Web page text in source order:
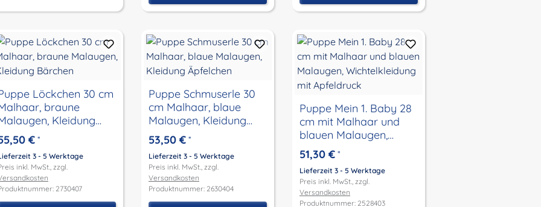
Löckchen 30 cm
braune
Kleidung
€ *
3 - 5 Werktage
inkl. MwSt., zzgl.
2730407
Puppe Schmuserle 30
cm Malhaar, blaue
Malaugen, Kleidung
Äpfelchen
53,50 € *
Lieferzeit 3 - 5 Werktage
Preis inkl. MwSt., zzgl.
Versandkosten
Produktnummer: 2630404
Puppe Mein 1. Baby 28
cm mit Malhaar und
blauen Malaugen,
Wichtelkleidung mit
Apfeldruck
51,30 € *
Lieferzeit 3 - 5 Werktage
Preis inkl. MwSt., zzgl.
Versandkosten
Produktnummer: 2528403